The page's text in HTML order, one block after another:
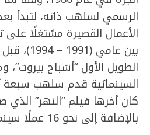
الرسمي لسلهب ذاته، لتبدأ
الأعمال القصيرة مشتغلًا على
بين عامي
الطويل الأول “أشباح بيروت”،
السينمائية قدم سلهب سبعة
بالإضافة إلى نحو 16 عملًا سينمائيًا قصيرًا.